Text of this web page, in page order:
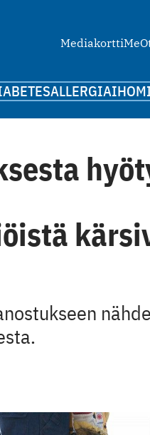
MediakorttiMe
ALLERGIAIHO